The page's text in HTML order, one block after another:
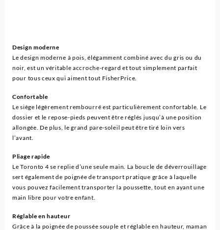
Design moderne
Le design moderne à pois, élégamment combiné avec du gris ou du
noir, est un véritable accroche-regard et tout simplement parfait
pour tous ceux qui aiment tout FisherPrice.
Confortable
Le siège légèrement rembourré est particulièrement confortable. Le
dossier et le repose-pieds peuvent être réglés jusqu’à une position
allongée. De plus, le grand pare-soleil peut être tiré loin vers
l’avant.
Pliage rapide
Le Toronto 4 se replie d’une seule main. La boucle de déverrouillage
sert également de poignée de transport pratique grâce à laquelle
vous pouvez facilement transporter la poussette, tout en ayant une
main libre pour votre enfant.
Réglable en hauteur
Grâce à la poignée de poussée souple et réglable en hauteur, maman